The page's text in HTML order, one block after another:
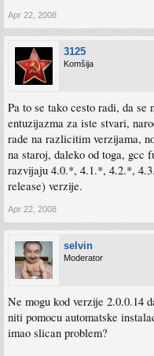
Apr 22, 2008
3125
Komšija
Pa to se tako cesto radi, da se
entuzijazma za iste stvari,
rade na razlicitim verzijama,
na staroj, daleko od toga, gcc
razvijaju 4.0.*, 4.1.*, 4.2.*,
release) verzije.
Apr 22, 2008
selvin
Moderator
Ne mogu kod verzije 2.0.0.14
niti pomocu automatske
imao slican problem?